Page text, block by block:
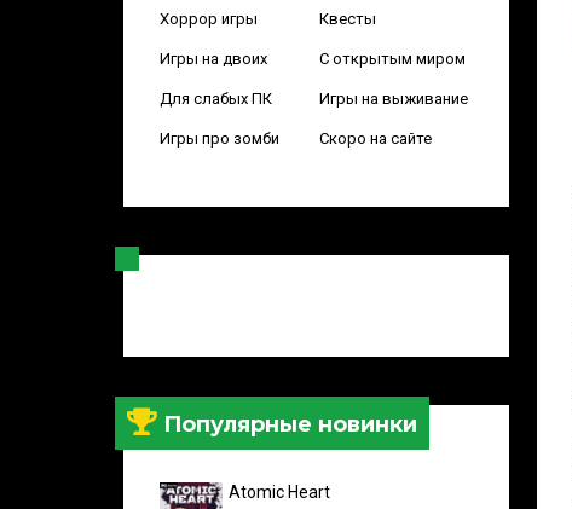
Хоррор игры Квесты
Игры на двоих С открытым миром
Для слабых ПК Игры на выживание
Игры про зомби Скоро на сайте
Популярные новинки
Atomic Heart